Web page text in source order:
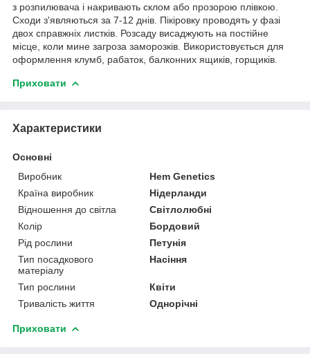
з розпилювача і накривають склом або прозорою плівкою.
Сходи з'являються за 7-12 днів. Пікіровку проводять у фазі
двох справжніх листків. Розсаду висаджують на постійне
місце, коли мине загроза заморозків. Використовується для
оформлення клумб, рабаток, балконних ящиків, горщиків.
Приховати
Характеристики
Основні
Виробник
Hem Genetics
Країна виробник
Нідерланди
Відношення до світла
Світлолюбні
Колір
Бордовий
Рід рослини
Петунія
Тип посадкового
матеріалу
Насіння
Тип рослини
Квіти
Тривалість життя
Однорічні
Приховати